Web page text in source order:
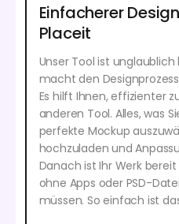
Einfacherer
Placeit
Unser Tool ist
macht den
Es hilft Ihnen, effizienter
anderen Tool. Alles, was
perfekte Mockup
hochzuladen und
Danach ist Ihr Werk
ohne Apps oder PSD-
müssen. So einfach ist